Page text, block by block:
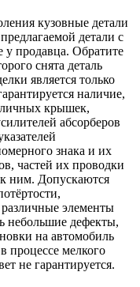
кузовные детали
детали с
у продавца. Обратите
снята деталь
является только
наличие,
крышек,
абсорберов
знака и их
частей их проводки
ним. Допускаются
элементы
небольшие дефекты,
на автомобиль
процессе мелкого
не гарантируется.